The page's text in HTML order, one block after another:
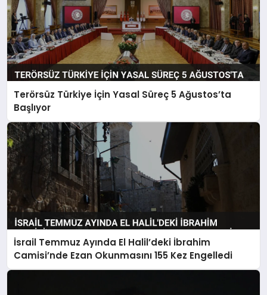
Terörsüz Türkiye İçin Yasal Süreç 5 Ağustos’ta
Başlıyor
İsrail Temmuz Ayında El Halil’deki İbrahim
Camisi’nde Ezan Okunmasını 155 Kez Engelledi